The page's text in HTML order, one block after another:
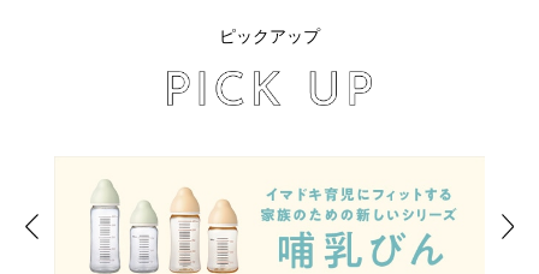
ピックアップ
Previous